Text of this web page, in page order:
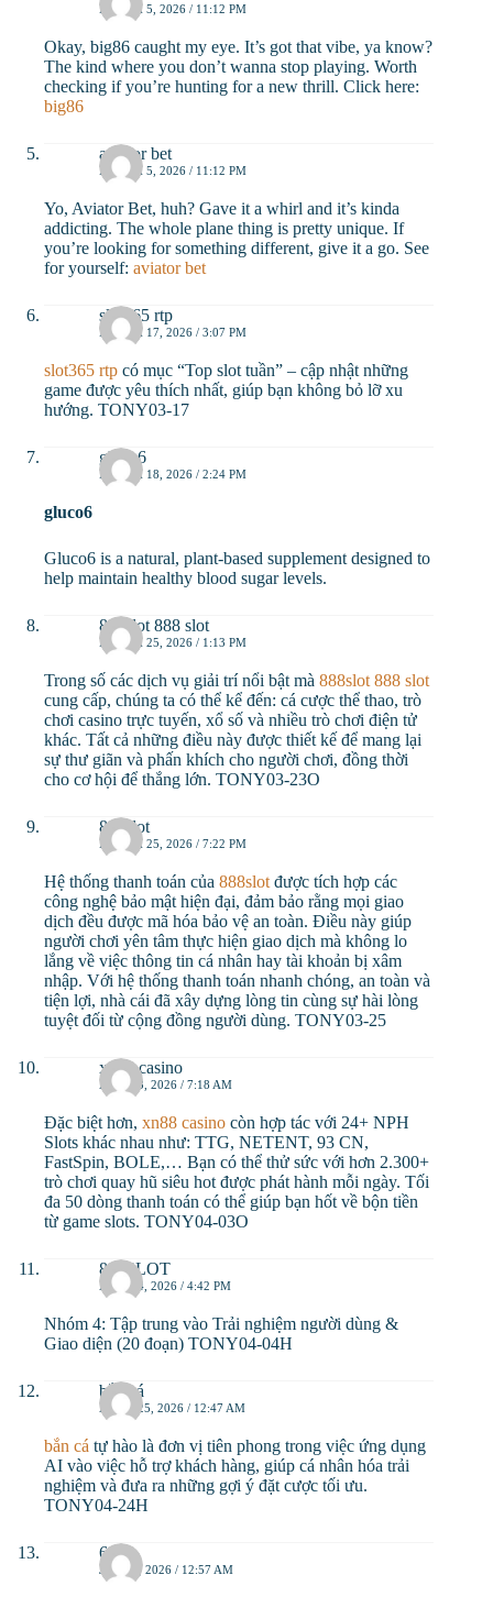
MARCH 5, 2026 / 11:12 PM
Okay, big86 caught my eye. It’s got that vibe, ya know?
The kind where you don’t wanna stop playing. Worth
checking if you’re hunting for a new thrill. Click here:
big86
aviator bet
MARCH 5, 2026 / 11:12 PM
Yo, Aviator Bet, huh? Gave it a whirl and it’s kinda
addicting. The whole plane thing is pretty unique. If
you’re looking for something different, give it a go. See
for yourself: aviator bet
slot365 rtp
MARCH 17, 2026 / 3:07 PM
slot365 rtp có mục “Top slot tuần” – cập nhật những
game được yêu thích nhất, giúp bạn không bỏ lỡ xu
hướng. TONY03-17
gluco6
MARCH 18, 2026 / 2:24 PM
gluco6
Gluco6 is a natural, plant-based supplement designed to
help maintain healthy blood sugar levels.
888slot 888 slot
MARCH 25, 2026 / 1:13 PM
Trong số các dịch vụ giải trí nổi bật mà 888slot 888 slot
cung cấp, chúng ta có thể kể đến: cá cược thể thao, trò
chơi casino trực tuyến, xổ số và nhiều trò chơi điện tử
khác. Tất cả những điều này được thiết kế để mang lại
sự thư giãn và phấn khích cho người chơi, đồng thời
cho cơ hội để thắng lớn. TONY03-23O
888slot
MARCH 25, 2026 / 7:22 PM
Hệ thống thanh toán của 888slot được tích hợp các
công nghệ bảo mật hiện đại, đảm bảo rằng mọi giao
dịch đều được mã hóa bảo vệ an toàn. Điều này giúp
người chơi yên tâm thực hiện giao dịch mà không lo
lắng về việc thông tin cá nhân hay tài khoản bị xâm
nhập. Với hệ thống thanh toán nhanh chóng, an toàn và
tiện lợi, nhà cái đã xây dựng lòng tin cùng sự hài lòng
tuyệt đối từ cộng đồng người dùng. TONY03-25
xn88 casino
APRIL 3, 2026 / 7:18 AM
Đặc biệt hơn, xn88 casino còn hợp tác với 24+ NPH
Slots khác nhau như: TTG, NETENT, 93 CN,
FastSpin, BOLE,… Bạn có thể thử sức với hơn 2.300+
trò chơi quay hũ siêu hot được phát hành mỗi ngày. Tối
đa 50 dòng thanh toán có thể giúp bạn hốt về bộn tiền
từ game slots. TONY04-03O
888SLOT
APRIL 4, 2026 / 4:42 PM
Nhóm 4: Tập trung vào Trải nghiệm người dùng &
Giao diện (20 đoạn) TONY04-04H
bắn cá
APRIL 25, 2026 / 12:47 AM
bắn cá tự hào là đơn vị tiên phong trong việc ứng dụng
AI vào việc hỗ trợ khách hàng, giúp cá nhân hóa trải
nghiệm và đưa ra những gợi ý đặt cược tối ưu.
TONY04-24H
66b
JUNE 2, 2026 / 12:57 AM